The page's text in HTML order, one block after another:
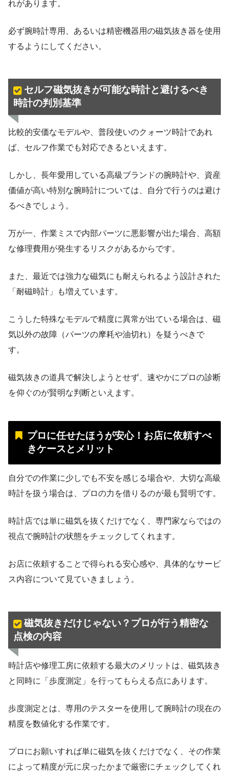
れがあります。
必ず腕時計専用、あるいは精密機器用の磁気抜き器を使用
するようにしてください。
セルフ磁気抜きが可能な時計と避けるべき
時計の判別基準
比較的安価なモデルや、普段使いのクォーツ時計であれ
ば、セルフ作業でも対応できるといえます。
しかし、長年愛用している高級ブランドの腕時計や、資産
価値が高い特別な腕時計については、自分で行うのは避け
るべきでしょう。
万が一、作業ミスで内部パーツに悪影響が出た場合、高額
な修理費用が発生するリスクがあるからです。
また、最近では強力な磁気にも耐えられるよう設計された
「耐磁時計」も増えています。
こうした特殊なモデルで精度に異常が出ている場合は、磁
気以外の故障（パーツの摩耗や油切れ）を疑うべきで
す。
磁気抜きの道具で解決しようとせず、速やかにプロの診断
を仰ぐのが賢明な判断といえます。
プロに任せたほうが安心！お店に依頼すべ
きケースとメリット
自分での作業に少しでも不安を感じる場合や、大切な高級
時計を扱う場合は、プロの力を借りるのが最も賢明です。
時計店では単に磁気を抜くだけでなく、専門家ならではの
視点で腕時計の状態をチェックしてくれます。
お店に依頼することで得られる安心感や、具体的なサービ
ス内容について見ていきましょう。
磁気抜きだけじゃない？プロが行う精密な
点検の内容
時計店や修理工房に依頼する最大のメリットは、磁気抜き
と同時に「歩度測定」を行ってもらえる点にあります。
歩度測定とは、専用のテスターを使用して腕時計の現在の
精度を数値化する作業です。
プロにお願いすれば単に磁気を抜くだけでなく、その作業
によって精度が元に戻ったかまで厳密にチェックしてくれ